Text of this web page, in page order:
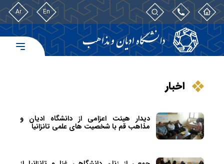
En
Ar
اخبار
دیدار هیئت اعزامی از دانشگاه ادیان و
مذاهب قم با شخصیت های علمی تانزانیا